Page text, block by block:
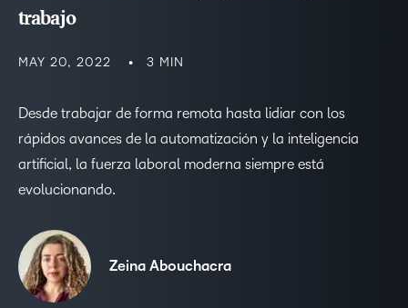
trabajo
MAY 20, 2022 3 MIN
Desde trabajar de forma remota hasta lidiar con los
rápidos avances de la automatización y la inteligencia
artificial, la fuerza laboral moderna siempre está
evolucionando.
Zeina Abouchacra